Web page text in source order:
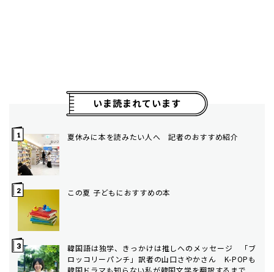
いま読まれています
夏休みに本を読みたい人へ 記者のおすすめ紹介
この夏 子どもにおすすめの本
韓国語は独学、きっかけは推しへのメッセージ 「ブ
ロッコリーパンチ」訳者の山口さやかさん K-POPも
韓国ドラマも知らない私が韓国文学を翻訳するまで